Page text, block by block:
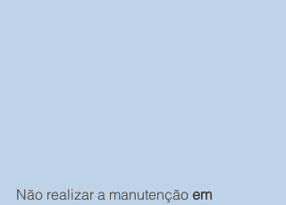
Não realizar a manutenção em